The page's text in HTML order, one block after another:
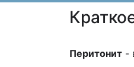
Перитонит -